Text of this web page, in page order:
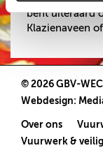
bent uiteraard
Klazienaveen
© 2026 GBV-
Webdesign:
Over ons
Vuurwerk &